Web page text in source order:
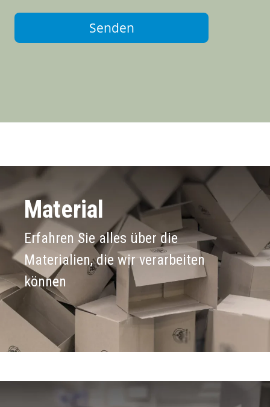
Senden
Material
Erfahren Sie alles über die
Materialien, die wir verarbeiten
können